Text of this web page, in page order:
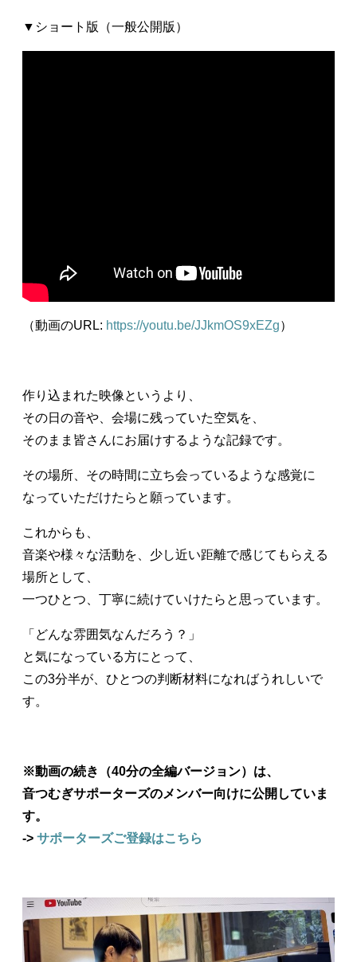
▼ショート版（一般公開版）
（動画のURL: https://youtu.be/JJkmOS9xEZg）
作り込まれた映像というより、
その日の音や、会場に残っていた空気を、
そのまま皆さんにお届けするような記録です。
その場所、その時間に立ち会っているような感覚に
なっていただけたらと願っています。
これからも、
音楽や様々な活動を、少し近い距離で感じてもらえる
場所として、
一つひとつ、丁寧に続けていけたらと思っています。
「どんな雰囲気なんだろう？」
と気になっている方にとって、
この3分半が、ひとつの判断材料になればうれしいで
す。
※動画の続き（40分の全編バージョン）は、
音つむぎサポーターズのメンバー向けに公開していま
す。
-> サポーターズご登録はこちら